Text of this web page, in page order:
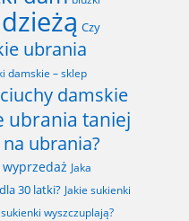
Czy
ubrania
damskie – sklep
damskie
ubrania taniej
ubrania?
Jaka
30 latki? Jakie sukienki
sukienki wyszczuplają?